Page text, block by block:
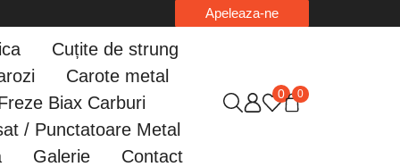
Apeleaza-ne
Cuțite de strung
Carote metal
Biax Carburi
/ Punctatoare Metal
Galerie Contact
0 0